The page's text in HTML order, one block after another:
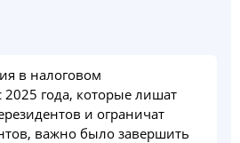
в налоговом
2025 года, которые лишат
и ограничат
важно было завершить